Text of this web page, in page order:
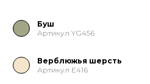
Буш
Артикул YG456
Верблюжья шерсть
Артикул E416